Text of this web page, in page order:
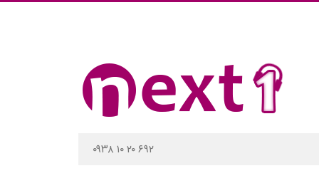
۰۹۳۸ ۱۰ ۲۰ ۶۹۲